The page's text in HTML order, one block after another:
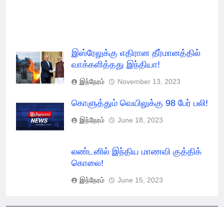
இஸ்ரேலுக்கு எதிரான தீர்மானத்தில்
வாக்களித்தது இந்தியா!
இந்நேரம் November 13, 2023
கொளுத்தும் வெயிலுக்கு 98 பேர் பலி!
இந்நேரம் June 18, 2023
லண்டனில் இந்திய மாணவி குத்திக்
கொலை!
இந்நேரம் June 15, 2023